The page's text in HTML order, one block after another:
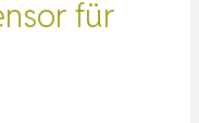
für